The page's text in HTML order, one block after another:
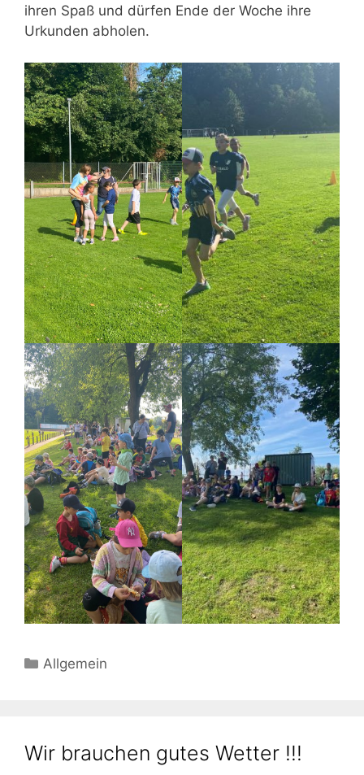
ihren Spaß und dürfen Ende der Woche ihre
Urkunden abholen.
Kategorien
Allgemein
Wir brauchen gutes Wetter !!!